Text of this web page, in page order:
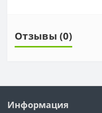
Отзывы (0)
Информация